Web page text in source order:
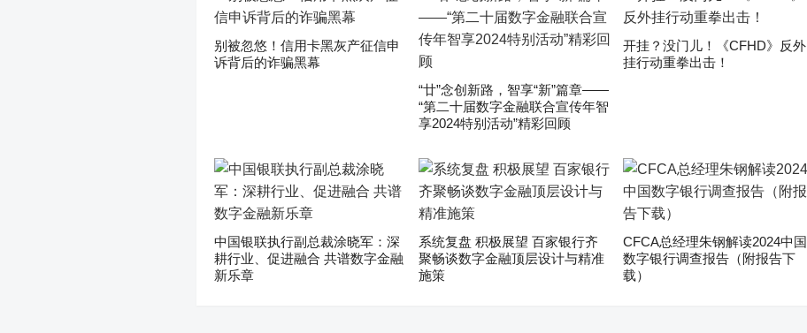
别被忽悠！信用卡黑灰产征信申
诉背后的诈骗黑幕
“廿”念创新路，智享“新”篇章——
“第二十届数字金融联合宣传年智
享2024特别活动”精彩回顾
开挂？没门儿！《CFHD》反外
挂行动重拳出击！
中国银联执行副总裁涂晓军：深
耕行业、促进融合 共谱数字金融
新乐章
系统复盘 积极展望 百家银行齐
聚畅谈数字金融顶层设计与精准
施策
CFCA总经理朱钢解读2024中国
数字银行调查报告（附报告下
载）